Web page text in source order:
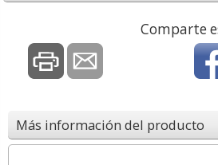
Comparte
Más información del producto